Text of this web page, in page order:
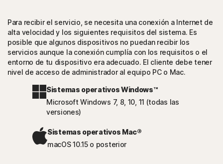
Para recibir el servicio, se necesita una conexión a Internet de
alta velocidad y los siguientes requisitos del sistema. Es
posible que algunos dispositivos no puedan recibir los
servicios aunque la conexión cumplía con los requisitos o el
entorno de tu dispositivo era adecuado. El cliente debe tener
nivel de acceso de administrador al equipo PC o Mac.
Sistemas operativos Windows™
Microsoft Windows 7, 8, 10, 11 (todas las
versiones)
Sistemas operativos Mac®
macOS 10.15 o posterior